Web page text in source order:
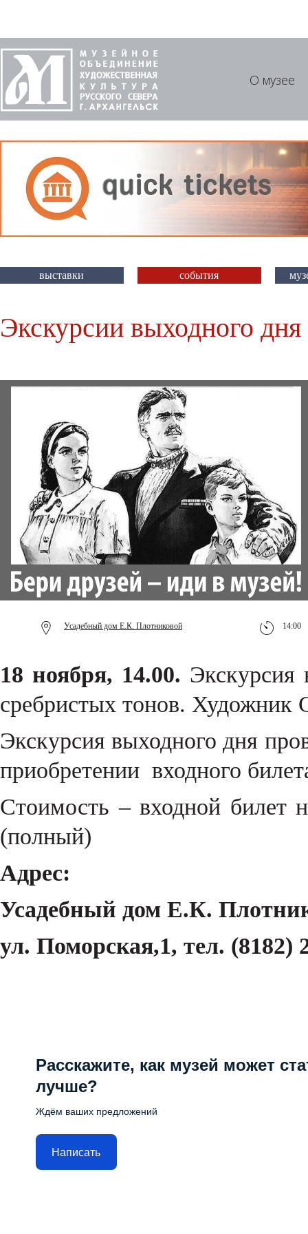
О музее
выставки события
Экскурсии выходного дня
Усадебный дом Е.К. Плотниковой 14:00
18 ноября, 14.00.
сребристых тонов. Художник
Экскурсия выходного дня
приобретении входного
Стоимость – входной билет
(полный)
Адрес:
Усадебный дом Е.К.
ул. Поморская,1, тел. (8182)
Расскажите, как музей может
лучше?
Ждём ваших предложений
Написать